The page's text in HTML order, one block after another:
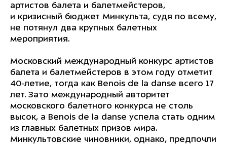
артистов балета и балетмейстеров,
и кризисный бюджет Минкульта, судя по всему,
не потянул два крупных балетных
мероприятия.
Московский международный конкурс артистов
балета и балетмейстеров в этом году отметит
40-летие, тогда как Benois de la danse всего 17
лет. Зато международный авторитет
московского балетного конкурса не столь
высок, а Benois de la danse успела стать одним
из главных балетных призов мира.
Минкультовские чиновники, однако, предпочли